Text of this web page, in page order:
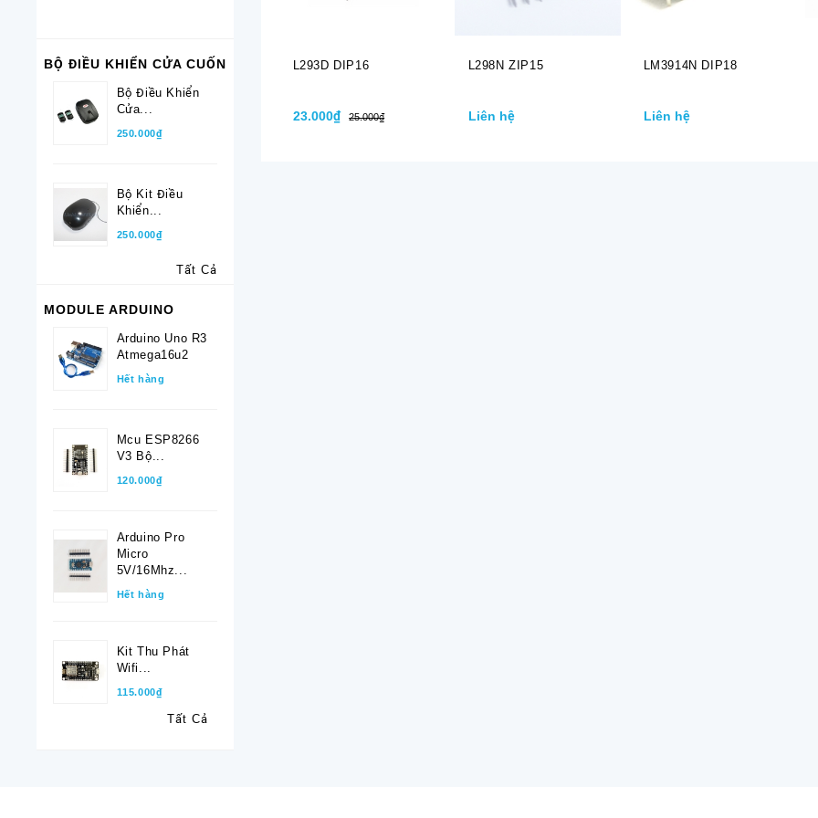
BỘ ĐIỀU KHIỂN CỬA CUỐN
Bộ Điều Khiển
Cửa...
250.000₫
Bộ Kit Điều
Khiển...
250.000₫
Tất Cả
MODULE ARDUINO
Arduino Uno R3
Atmega16u2
Hết hàng
Mcu ESP8266
V3 Bộ...
120.000₫
Arduino Pro
Micro
5V/16Mhz...
Hết hàng
Kit Thu Phát
Wifi...
115.000₫
Tất Cả
L293D DIP16
23.000₫ 25.000₫
L298N ZIP15
Liên hệ
LM3914N DIP18
Liên hệ